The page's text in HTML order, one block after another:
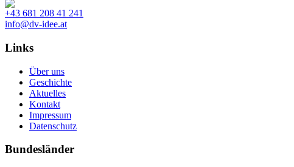
+43 681 208 41 241
info@dv-idee.at
Links
Über uns
Geschichte
Aktuelles
Kontakt
Impressum
Datenschutz
Bundesländer